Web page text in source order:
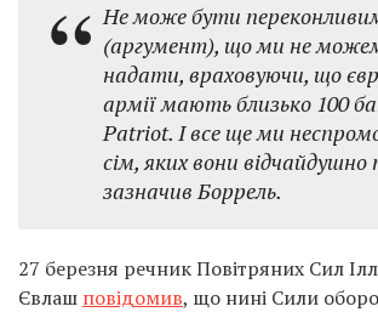
Не може бути
(аргумент), що ми не
надати, враховуючи, що
армії мають близько 100
Patriot. І все ще ми
сім, яких вони відчайдушно
зазначив Боррель.
27 березня речник Повітряних Сил
Євлаш повідомив, що нині Сили